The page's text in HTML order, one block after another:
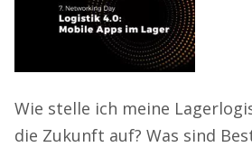
Wie stelle ich meine
die Zukunft auf? Was sind